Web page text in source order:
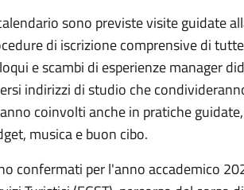
sono previste visite guidate
di iscrizione comprensive di
e scambi di esperienze manager
indirizzi di studio che
coinvolti anche in pratiche
musica e buon cibo.
confermati per l'anno accademico